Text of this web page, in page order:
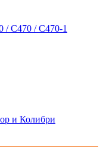
/ С470 / С470-1
и Колибри